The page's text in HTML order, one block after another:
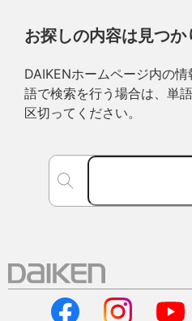
お探しの内容は見つか
DAIKENホームページ内の
語で検索を行う場合は、単
区切ってください。